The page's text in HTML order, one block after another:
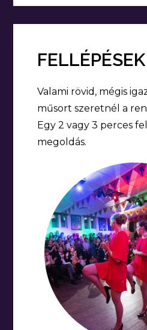
FELLÉPÉSEK
Valami rövid, mégis
műsort szeretnél a
Egy 2 vagy 3 perces
megoldás.